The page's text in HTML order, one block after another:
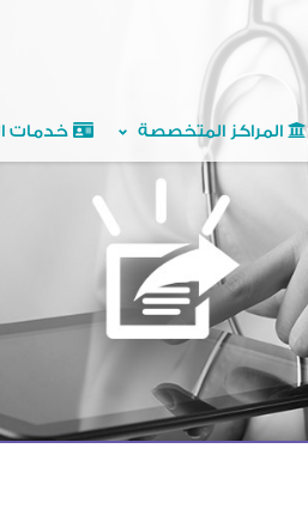
المراكز المتخصصة خدمات